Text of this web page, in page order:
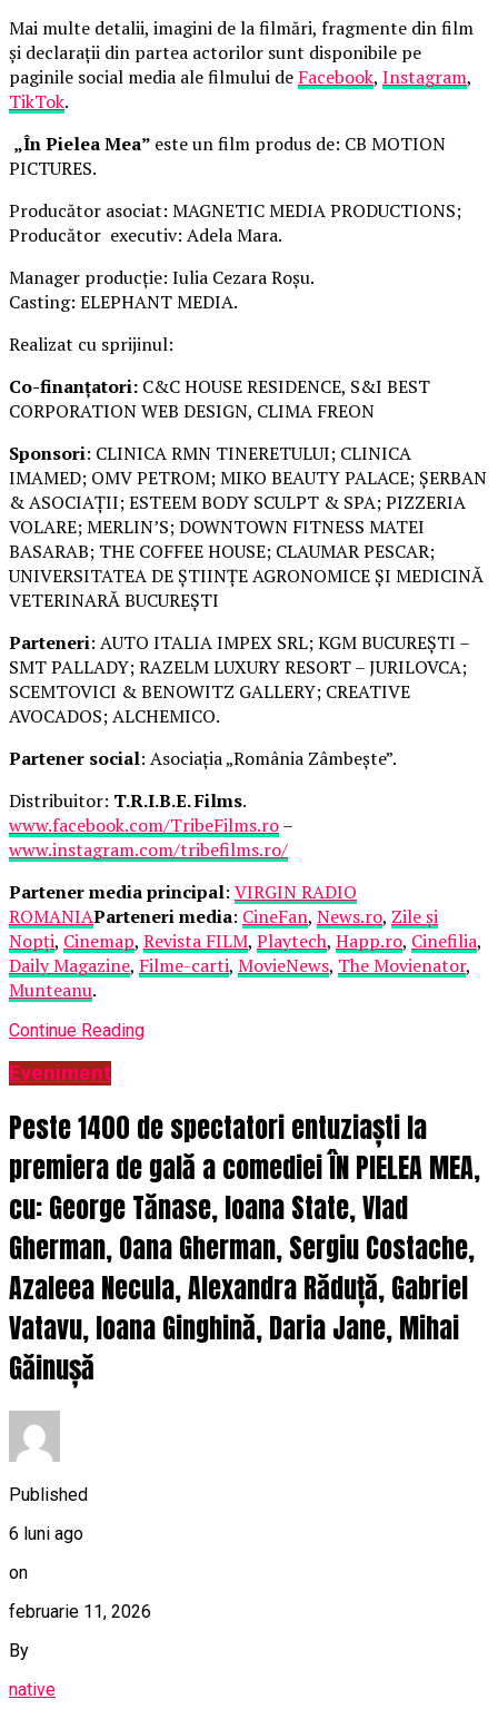
Mai multe detalii, imagini de la filmări, fragmente din film
și declarații din partea actorilor sunt disponibile pe
paginile social media ale filmului de Facebook, Instagram,
TikTok.
„În Pielea Mea” este un film produs de: CB MOTION
PICTURES.
Producător asociat: MAGNETIC MEDIA PRODUCTIONS;
Producător executiv: Adela Mara.
Manager producție: Iulia Cezara Roșu.
Casting: ELEPHANT MEDIA.
Realizat cu sprijinul:
Co-finanțatori: C&C HOUSE RESIDENCE, S&I BEST
CORPORATION WEB DESIGN, CLIMA FREON
Sponsori: CLINICA RMN TINERETULUI; CLINICA
IMAMED; OMV PETROM; MIKO BEAUTY PALACE; ȘERBAN
& ASOCIAȚII; ESTEEM BODY SCULPT & SPA; PIZZERIA
VOLARE; MERLIN’S; DOWNTOWN FITNESS MATEI
BASARAB; THE COFFEE HOUSE; CLAUMAR PESCAR;
UNIVERSITATEA DE ȘTIINȚE AGRONOMICE ȘI MEDICINĂ
VETERINARĂ BUCUREȘTI
Parteneri: AUTO ITALIA IMPEX SRL; KGM BUCUREȘTI –
SMT PALLADY; RAZELM LUXURY RESORT – JURILOVCA;
SCEMTOVICI & BENOWITZ GALLERY; CREATIVE
AVOCADOS; ALCHEMICO.
Partener social: Asociația „România Zâmbește”.
Distribuitor: T.R.I.B.E. Films.
www.facebook.com/TribeFilms.ro–
www.instagram.com/tribefilms.ro/
Partener media principal: VIRGIN RADIO
ROMANIAParteneri media: CineFan, News.ro, Zile și
Nopți, Cinemap, Revista FILM, Playtech, Happ.ro, Cinefilia,
Daily Magazine, Filme-carti, MovieNews, The Movienator,
Munteanu.
Continue Reading
Eveniment
Peste 1400 de spectatori entuziaști la
premiera de gală a comediei ÎN PIELEA MEA,
cu: George Tănase, Ioana State, Vlad
Gherman, Oana Gherman, Sergiu Costache,
Azaleea Necula, Alexandra Răduță, Gabriel
Vatavu, Ioana Ginghină, Daria Jane, Mihai
Găinușă
Published
6 luni ago
on
februarie 11, 2026
By
native